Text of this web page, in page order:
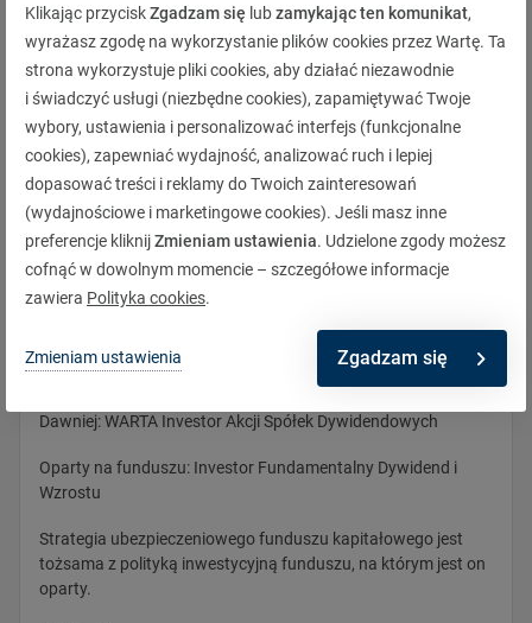
18 19 20 21 22 23 24
25 26 27 28 29 30 31
1 2 3 4 5 6
17 18 19 20 21 22 23
24 25 26 27 28 29 30
31 1 2 3 4 5 6
9.202510.202511.202512.20251.20262.20263.20264.20265.20266.2026
1 000
1 200
Opis
Dawniej: WARTA Investor Akcji Spółek Dywidendowych
Oparty na funduszu: Investor Fundamentalny Dywidend i
Wzrostu
Strategia ubezpieczeniowego funduszu kapitałowego jest
tożsama z polityką inwestycyjną funduszu, na którym jest on
oparty.
Klikając przyciskZgadzam się lubzamykając ten komunikat,
wyrażasz zgodę na wykorzystanie plików cookies przez Wartę. Ta
strona wykorzystuje pliki cookies, aby działać niezawodnie
i świadczyć usługi (niezbędne cookies), zapamiętywać Twoje
wybory, ustawienia i personalizować interfejs (funkcjonalne
cookies), zapewniać wydajność, analizować ruch i lepiej
dopasować treści i reklamy do Twoich zainteresowań
(wydajnościowe i marketingowe cookies). Jeśli masz inne
preferencje kliknijZmieniam ustawienia. Udzielone zgody możesz
cofnąć w dowolnym momencie – szczegółowe informacje
zawiera Polityka cookies.
Zmieniam ustawienia Zgadzam się